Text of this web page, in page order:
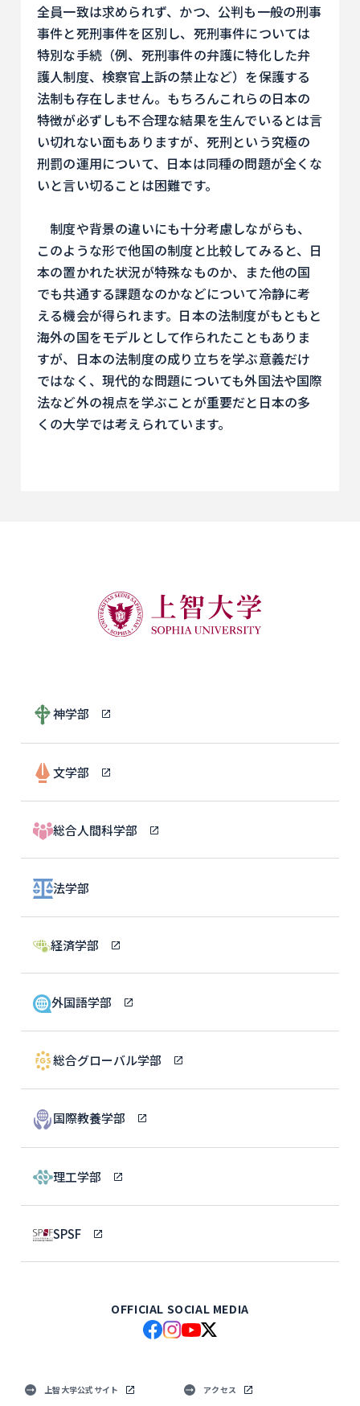
全員一致は求められず、かつ、公判も一般の刑事
事件と死刑事件を区別し、死刑事件については
特別な手続（例、死刑事件の弁護に特化した弁
護人制度、検察官上訴の禁止など）を保護する
法制も存在しません。もちろんこれらの日本の
特徴が必ずしも不合理な結果を生んでいるとは言
い切れない面もありますが、死刑という究極の
刑罰の運用について、日本は同種の問題が全くな
いと言い切ることは困難です。
制度や背景の違いにも十分考慮しながらも、
このような形で他国の制度と比較してみると、日
本の置かれた状況が特殊なものか、また他の国
でも共通する課題なのかなどについて冷静に考
える機会が得られます。日本の法制度がもともと
海外の国をモデルとして作られたこともありま
すが、日本の法制度の成り立ちを学ぶ意義だけ
ではなく、現代的な問題についても外国法や国際
法など外の視点を学ぶことが重要だと日本の多
くの大学では考えられています。
神学部
文学部
総合人間科学部
法学部
経済学部
外国語学部
総合グローバル学部
国際教養学部
理工学部
SPSF
OFFICIAL SOCIAL MEDIA
上智大学公式サイト アクセス